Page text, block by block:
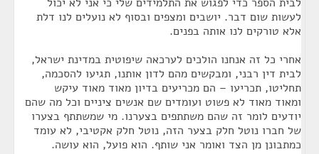
לעשות שום דבר. יושבים ומצפים ובסוף לא נועלים לנו דלת
אלא טורקים לנו אותה בפנים.
אחרי כל זה אנחנו הולכים לערכאה שיפוטית במדינת ישראל,
לבית דין רבני, ומבקשים מהם לדון אותנו, תגיעו להסכמה,
תחליטו, תכריעו – הם מכריעים בדיון מאוד מאוד עיקש
ומאוד מאוד לא פשוט ועומדים שם אנשים ציניים וכל מה שהם
יודעים לומר זה שהם משתתפים בצערנו. מי שמשתתף בצערו
של חברו נוטל חלק בצער הזה, נוטל חלק אקטיבי, לא עומד
כמתבונן מן הצד ואומר אני שותף. הוא פועל, הוא עושה.